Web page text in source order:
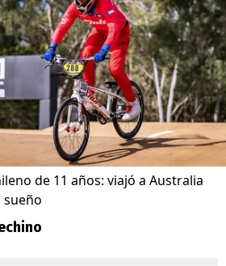
de 11 años: viajó a Australia